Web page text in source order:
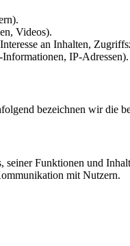
Videos).
an Inhalten,
IP-Adressen).
bezeichnen wir die
seiner Funktionen und
mit Nutzern.